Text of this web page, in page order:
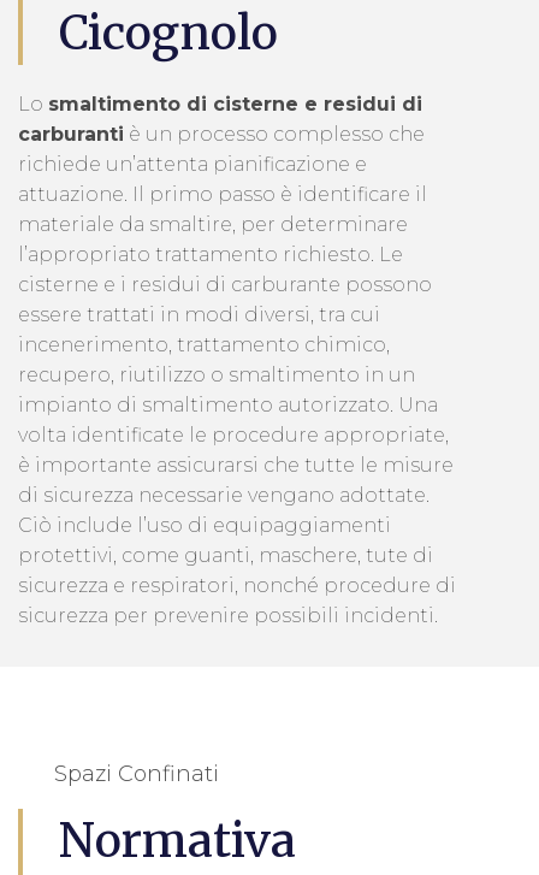
Cicognolo
Lo smaltimento di cisterne e residui di
carburanti è un processo complesso che
richiede un’attenta pianificazione e
attuazione. Il primo passo è identificare il
materiale da smaltire, per determinare
l’appropriato trattamento richiesto. Le
cisterne e i residui di carburante possono
essere trattati in modi diversi, tra cui
incenerimento, trattamento chimico,
recupero, riutilizzo o smaltimento in un
impianto di smaltimento autorizzato. Una
volta identificate le procedure appropriate,
è importante assicurarsi che tutte le misure
di sicurezza necessarie vengano adottate.
Ciò include l’uso di equipaggiamenti
protettivi, come guanti, maschere, tute di
sicurezza e respiratori, nonché procedure di
sicurezza per prevenire possibili incidenti.
Spazi Confinati
Normativa